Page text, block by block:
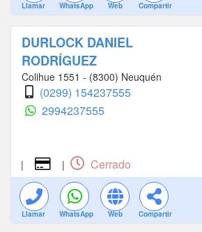
Llamar WhatsApp Web Compartir
DURLOCK DANIEL
RODRÍGUEZ
Colihue 1551 - (8300) Neuquén
(0299) 154237555
2994237555
| | Cerrado
Llamar WhatsApp Web Compartir